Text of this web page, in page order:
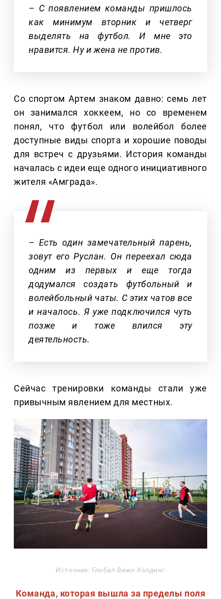
– С появлением команды пришлось
как минимум вторник и четверг
выделять на футбол. И мне это
нравится. Ну и жена не против.
Со спортом Артем знаком давно: семь лет
он занимался хоккеем, но со временем
понял, что футбол или волейбол более
доступные виды спорта и хорошие поводы
для встреч с друзьями. История команды
началась с идеи еще одного инициативного
жителя «Амграда».
– Есть один замечательный парень,
зовут его Руслан. Он переехал сюда
одним из первых и еще тогда
додумался создать футбольный и
волейбольный чаты. С этих чатов все
и началось. Я уже подключился чуть
позже и тоже влился эту
деятельность.
Сейчас тренировки команды стали уже
привычным явлением для местных.
Источник: Глобал Вижн Холдинг
Команда, которая вышла за пределы поля